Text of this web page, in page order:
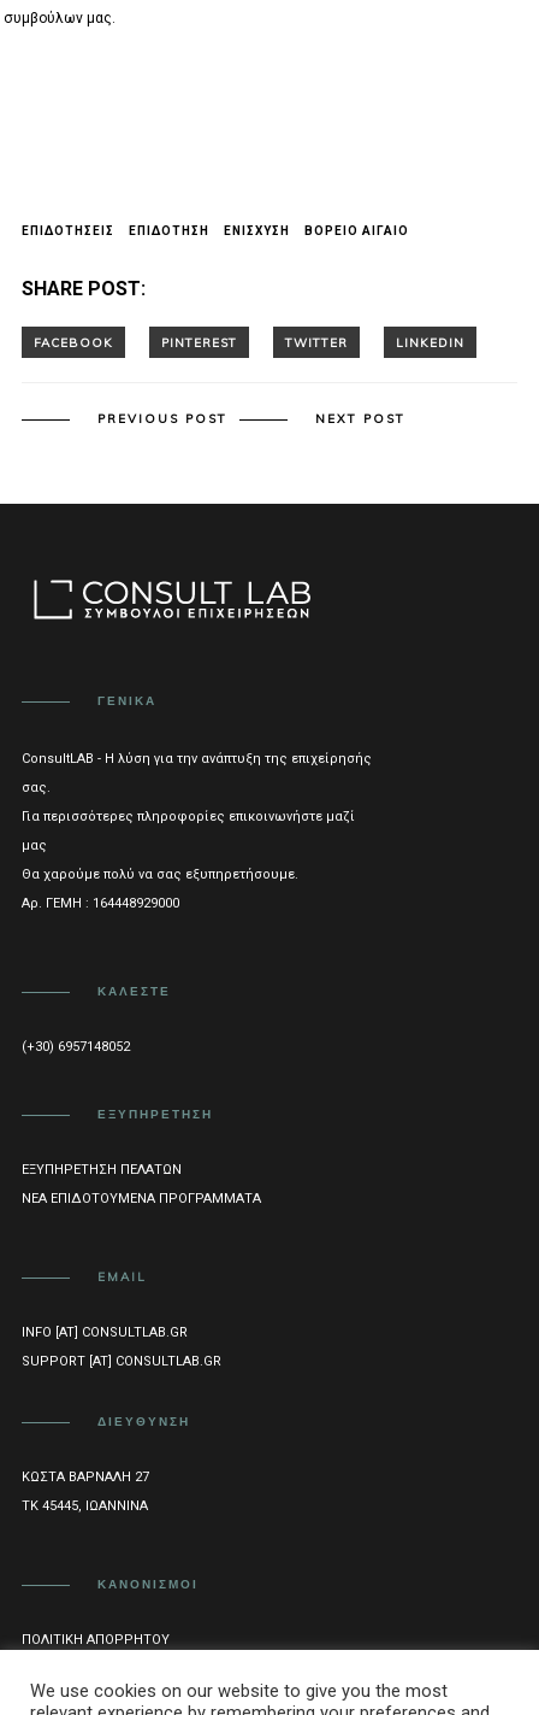
συμβούλων μας.
ΕΠΙΔΟΤΗΣΕΙΣ ΕΠΙΔΟΤΗΣΗ ΕΝΙΣΧΥΣΗ ΒΌΡΕΙΟ ΑΙΓΑΊΟ
SHARE POST:
PREVIOUS POST NEXT POST
ΓΕΝΙΚΑ
ConsultLAB - Η λύση για την ανάπτυξη της επιχείρησής
σας.
Για περισσότερες πληροφορίες επικοινωνήστε μαζί
μας
Θα χαρούμε πολύ να σας εξυπηρετήσουμε.
Αρ. ΓΕΜΗ : 164448929000
ΚΑΛΈΣΤΕ
(+30) 6957148052
ΕΞΥΠΗΡΈΤΗΣΗ
ΕΞΥΠΗΡΈΤΗΣΗ ΠΕΛΑΤΏΝ
ΝΈΑ ΕΠΙΔΟΤΟΎΜΕΝΑ ΠΡΟΓΡΆΜΜΑΤΑ
EMAIL
INFO [AT] CONSULTLAB.GR
SUPPORT [AT] CONSULTLAB.GR
ΔΙΕΎΘΥΝΣΗ
ΚΏΣΤΑ ΒΆΡΝΑΛΗ 27
ΤΚ 45445, ΙΩΆΝΝΙΝΑ
ΚΑΝΟΝΙΣΜΟΊ
ΠΟΛΙΤΙΚΉ ΑΠΟΡΡΉΤΟΥ
We use cookies on our website to give you the most